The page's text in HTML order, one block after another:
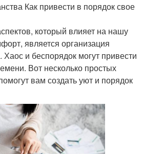
Как привести в порядок свое
который влияет на нашу
является организация
Хаос и беспорядок могут привести
Вот несколько простых
вам создать уют и порядок